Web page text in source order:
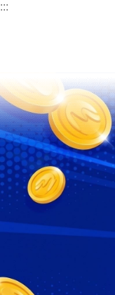
跳到主要內容區塊
:::